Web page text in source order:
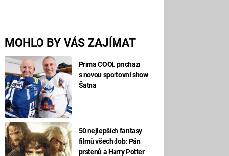
MOHLO BY VÁS ZAJÍMAT
Prima COOL přichází
s novou sportovní show
Šatna
50 nejlepších fantasy
filmů všech dob: Pán
prstenů a Harry Potter